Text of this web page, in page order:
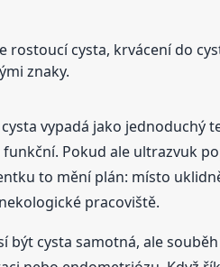
rostoucí cysta, krvácení do
znaky.
vypadá jako
Pokud ale ultrazvuk
to mění plán: místo
pracoviště.
být cysta samotná, ale